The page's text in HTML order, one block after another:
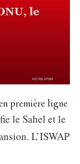
première ligne
le Sahel et le
L’ISWAP